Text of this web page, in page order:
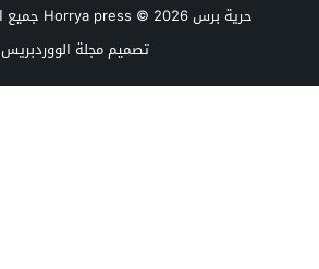
حرية برس Horrya press© 2026 جميع الحقوق محفوظة.
تصميممجلة الووردبريس